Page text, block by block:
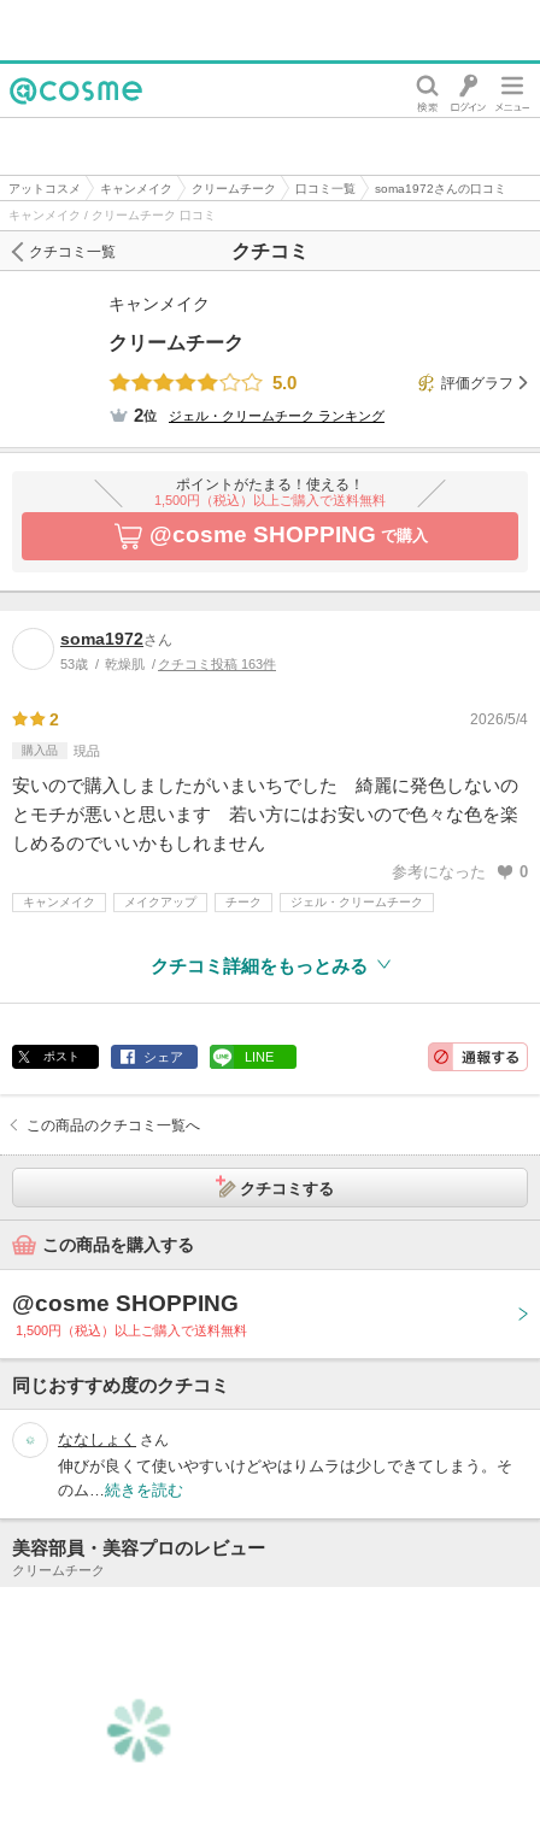
アットコスメ キャンメイク クリームチーク 口コミ一覧
soma1972さんの口コミ
キャンメイク / クリームチーク 口コミ
クチコミ
クチコミ一覧
キャンメイク
クリームチーク
5.0
評価グラフ
2位 ジェル・クリームチーク ランキング
ポイントがたまる！使える！
1,500円（税込）以上ご購入で送料無料
@cosme SHOPPING で購入
soma1972さん
53歳 乾燥肌 クチコミ投稿 163件
2 2026/5/4
購入品 現品
安いので購入しましたがいまいちでした 綺麗に発色しないの
とモチが悪いと思います 若い方にはお安いので色々な色を楽
しめるのでいいかもしれません
参考になった 0
キャンメイク メイクアップ チーク ジェル・クリームチーク
クチコミ詳細をもっとみる
ポスト シェア LINE
この商品のクチコミ一覧へ
クチコミする
この商品を購入する
@cosme SHOPPING
1,500円（税込）以上ご購入で送料無料
同じおすすめ度のクチコミ
ななしょく さん
伸びが良くて使いやすいけどやはりムラは少しできてしまう。そ
のム… 続きを読む
美容部員・美容プロのレビュー
クリームチーク